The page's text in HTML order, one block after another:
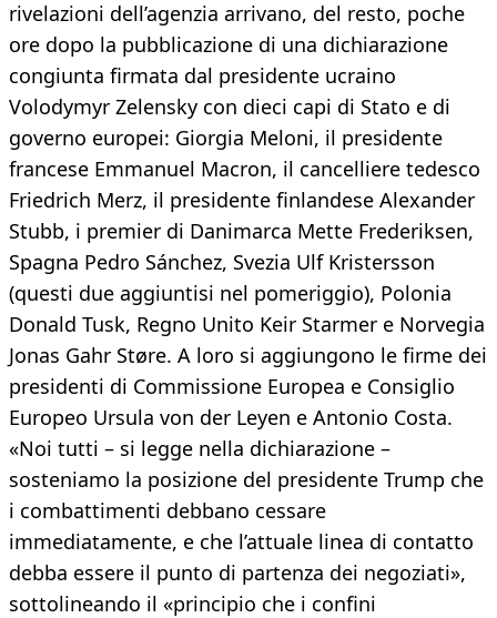
rivelazioni dell’agenzia arrivano, del resto, poche
ore dopo la pubblicazione di una dichiarazione
congiunta firmata dal presidente ucraino
Volodymyr Zelensky con dieci capi di Stato e di
governo europei: Giorgia Meloni, il presidente
francese Emmanuel Macron, il cancelliere tedesco
Friedrich Merz, il presidente finlandese Alexander
Stubb, i premier di Danimarca Mette Frederiksen,
Spagna Pedro Sánchez, Svezia Ulf Kristersson
(questi due aggiuntisi nel pomeriggio), Polonia
Donald Tusk, Regno Unito Keir Starmer e Norvegia
Jonas Gahr Støre. A loro si aggiungono le firme dei
presidenti di Commissione Europea e Consiglio
Europeo Ursula von der Leyen e Antonio Costa.
«Noi tutti – si legge nella dichiarazione –
sosteniamo la posizione del presidente Trump che
i combattimenti debbano cessare
immediatamente, e che l’attuale linea di contatto
debba essere il punto di partenza dei negoziati»,
sottolineando il «principio che i confini